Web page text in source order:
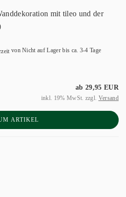
mit tileo und der
von Nicht auf Lager bis ca. 3-4 Tage
ab 29,95 EUR
inkl. 19% MwSt. zzgl. Versand
ARTIKEL